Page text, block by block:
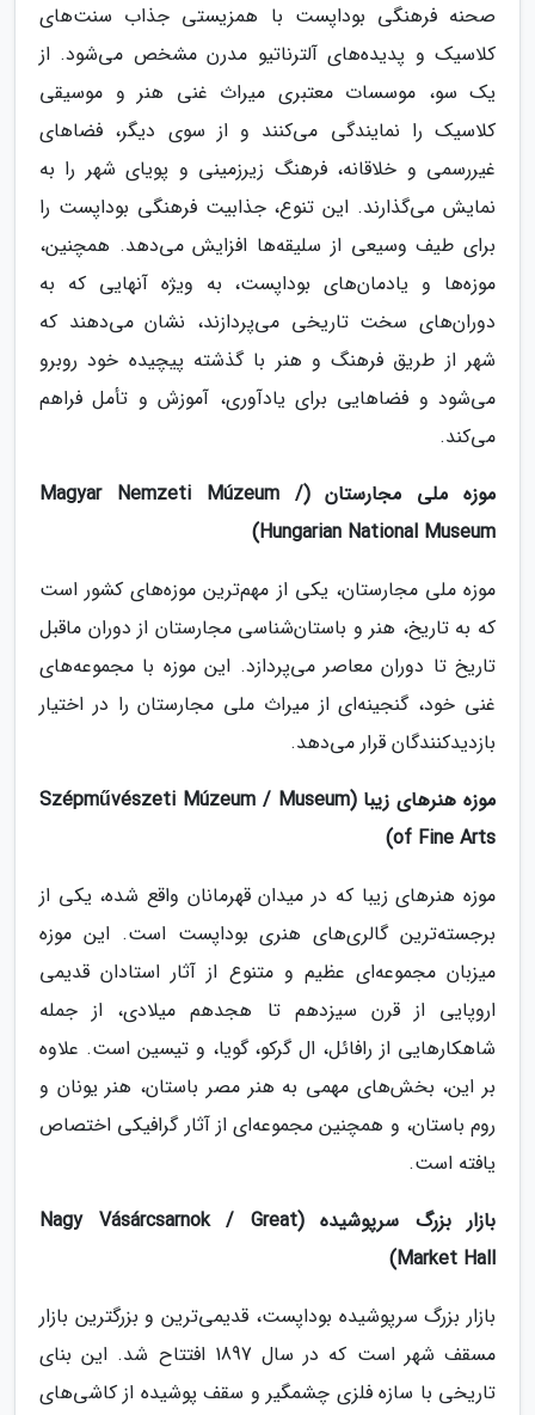
صحنه فرهنگی بوداپست با همزیستی جذاب سنت‌های
کلاسیک و پدیده‌های آلترناتیو مدرن مشخص می‌شود. از
یک سو، موسسات معتبری میراث غنی هنر و موسیقی
کلاسیک را نمایندگی می‌کنند و از سوی دیگر، فضاهای
غیررسمی و خلاقانه، فرهنگ زیرزمینی و پویای شهر را به
نمایش می‌گذارند. این تنوع، جذابیت فرهنگی بوداپست را
برای طیف وسیعی از سلیقه‌ها افزایش می‌دهد. همچنین،
موزه‌ها و یادمان‌های بوداپست، به ویژه آنهایی که به
دوران‌های سخت تاریخی می‌پردازند، نشان می‌دهند که
شهر از طریق فرهنگ و هنر با گذشته پیچیده خود روبرو
می‌شود و فضاهایی برای یادآوری، آموزش و تأمل فراهم
می‌کند.
موزه ملی مجارستان (Magyar Nemzeti Múzeum /
Hungarian National Museum)
موزه ملی مجارستان، یکی از مهم‌ترین موزه‌های کشور است
که به تاریخ، هنر و باستان‌شناسی مجارستان از دوران ماقبل
تاریخ تا دوران معاصر می‌پردازد. این موزه با مجموعه‌های
غنی خود، گنجینه‌ای از میراث ملی مجارستان را در اختیار
بازدیدکنندگان قرار می‌دهد.
موزه هنرهای زیبا (Szépművészeti Múzeum / Museum
of Fine Arts)
موزه هنرهای زیبا که در میدان قهرمانان واقع شده، یکی از
برجسته‌ترین گالری‌های هنری بوداپست است. این موزه
میزبان مجموعه‌ای عظیم و متنوع از آثار استادان قدیمی
اروپایی از قرن سیزدهم تا هجدهم میلادی، از جمله
شاهکارهایی از رافائل، ال گرکو، گویا، و تیسین است. علاوه
بر این، بخش‌های مهمی به هنر مصر باستان، هنر یونان و
روم باستان، و همچنین مجموعه‌ای از آثار گرافیکی اختصاص
یافته است.
بازار بزرگ سرپوشیده (Nagy Vásárcsarnok / Great
Market Hall)
بازار بزرگ سرپوشیده بوداپست، قدیمی‌ترین و بزرگترین بازار
مسقف شهر است که در سال 1897 افتتاح شد. این بنای
تاریخی با سازه فلزی چشمگیر و سقف پوشیده از کاشی‌های